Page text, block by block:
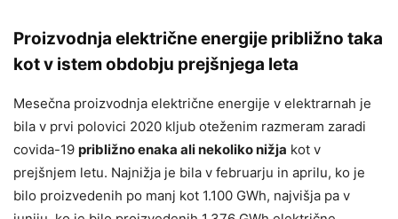
Proizvodnja električne energije približno taka
kot v istem obdobju prejšnjega leta
Mesečna proizvodnja električne energije v elektrarnah je
bila v prvi polovici 2020 kljub oteženim razmeram zaradi
covida-19 približno enaka ali nekoliko nižja kot v
prejšnjem letu. Najnižja je bila v februarju in aprilu, ko je
bilo proizvedenih po manj kot 1.100 GWh, najvišja pa v